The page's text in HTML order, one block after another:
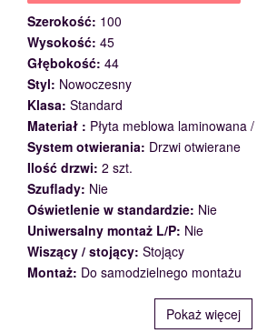
Szerokość: 100
Wysokość: 45
Głębokość: 44
Styl: Nowoczesny
Klasa: Standard
Materiał : Płyta meblowa laminowana
System otwierania: Drzwi otwierane
Ilość drzwi: 2 szt.
Szuflady: Nie
Oświetlenie w standardzie: Nie
Uniwersalny montaż L/P: Nie
Wiszący / stojący: Stojący
Montaż: Do samodzielnego montażu
Pokaż więcej